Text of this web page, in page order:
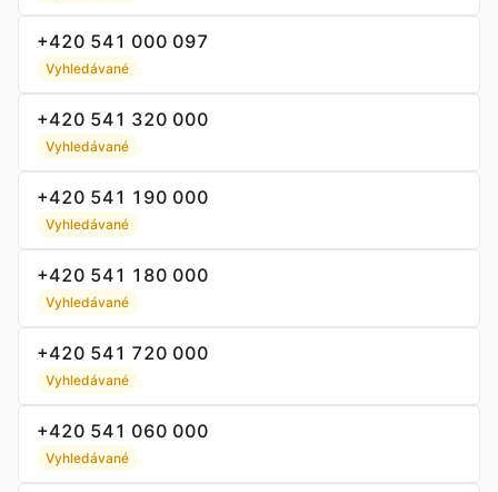
+420 541 000 097
Vyhledávané
+420 541 320 000
Vyhledávané
+420 541 190 000
Vyhledávané
+420 541 180 000
Vyhledávané
+420 541 720 000
Vyhledávané
+420 541 060 000
Vyhledávané